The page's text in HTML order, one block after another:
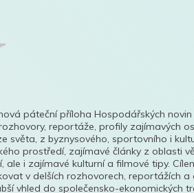
páteční příloha Hospodářských
reportáže, profily zajímavých
světa, z byznysového, sportovního i
prostředí, zajímavé články z oblasti
ale i zajímavé kulturní a filmové tipy.
v delších rozhovorech, reportážích a
vhled do společensko-ekonomických